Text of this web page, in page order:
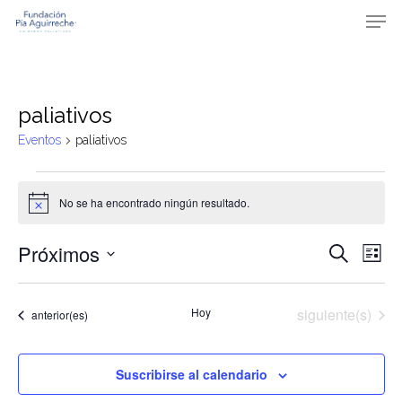
Skip
paliativos
Eventos paliativos
Eventos
Aviso No se ha encontrado ningún resultado.
de
vistas
de
Buscar
de
Lista
Próximos
Selecciona
fecha.
Eventos
anterior(es) Hoy Eventos
siguiente(s)
Suscribirse al calendario